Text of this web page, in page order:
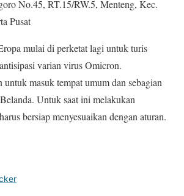
No.45, RT.15/RW.5, Menteng, Kec.
Pusat
mulai di perketat lagi untuk turis
varian virus Omicron.
untuk masuk tempat umum dan sebagian
Untuk saat ini melakukan
bersiap menyesuaikan dengan aturan.